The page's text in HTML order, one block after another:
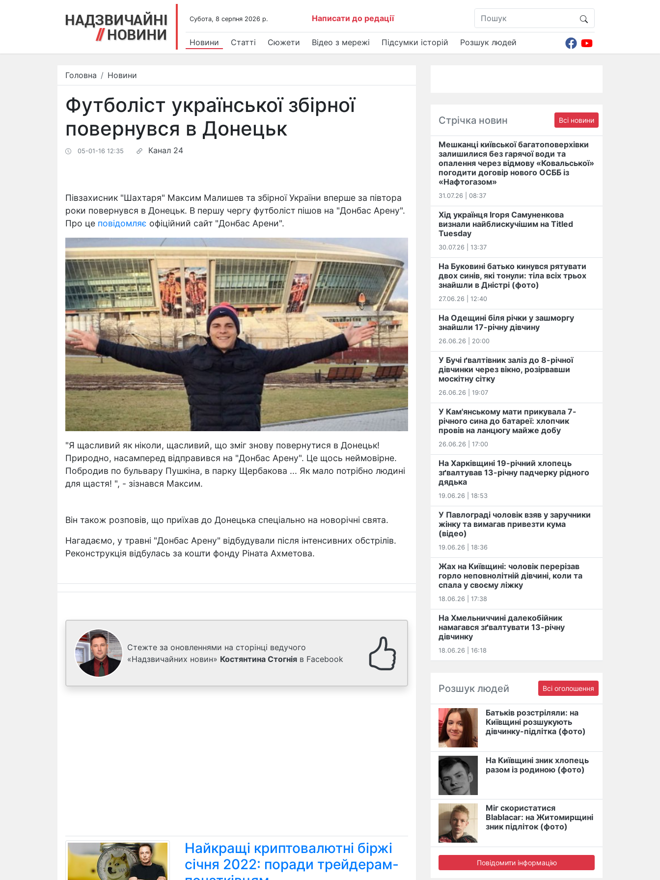
Субота, 8 серпня 2026 р. Написати до редації
Новини Статті Сюжети Відео з мережі Підсумки історій Розшук людей
Головна Новини
Футболіст української збірної
повернувся в Донецьк
05-01-16 12:35 Канал 24
Півзахисник "Шахтаря" Максим Малишев та збірної України вперше за півтора
роки повернувся в Донецьк. В першу чергу футболіст пішов на "Донбас Арену".
Про це повідомляє офіційний сайт "Донбас Арени".
"Я щасливий як ніколи, щасливий, що зміг знову повернутися в Донецьк!
Природно, насамперед відправився на "Донбас Арену". Це щось неймовірне.
Побродив по бульвару Пушкіна, в парку Щербакова ... Як мало потрібно людині
для щастя! ", - зізнався Максим.
Він також розповів, що приїхав до Донецька спеціально на новорічні свята.
Нагадаємо, у травні "Донбас Арену" відбудували після інтенсивних обстрілів.
Реконструкція відбулась за кошти фонду Ріната Ахметова.
Стежте за оновленнями на сторінці ведучого
«Надзвичайних новин» Костянтина Стогнія в Facebook
Найкращі криптовалютні біржі
січня 2022: поради трейдерам-
Стрічка новин Всі новини
Мешканці київської багатоповерхівки
залишилися без гарячої води та
опалення через відмову «Ковальської»
погодити договір нового ОСББ із
«Нафтогазом»
31.07.26 | 08:37
Хід українця Ігоря Самуненкова
визнали найблискучішим на Titled
Tuesday
30.07.26 | 13:37
На Буковині батько кинувся рятувати
двох синів, які тонули: тіла всіх трьох
знайшли в Дністрі (фото)
27.06.26 | 12:40
На Одещині біля річки у зашморгу
знайшли 17-річну дівчину
26.06.26 | 20:00
У Бучі ґвалтівник заліз до 8-річної
дівчинки через вікно, розірвавши
москітну сітку
26.06.26 | 19:07
У Кам'янському мати прикувала 7-
річного сина до батареї: хлопчик
провів на ланцюгу майже добу
26.06.26 | 17:00
На Харківщині 19-річний хлопець​
️зґвалтував 13-річну падчерку рідного
дядька
19.06.26 | 18:53
У Павлограді чоловік взяв у заручники
жінку та вимагав привезти кума
(відео)
19.06.26 | 18:36
Жах на Київщині: чоловік перерізав
горло неповнолітній дівчині, коли та
спала у своєму ліжку
18.06.26 | 17:38
На Хмельниччині далекобійник
намагався зґвалтувати 13-річну
дівчинку
18.06.26 | 16:18
Розшук людей Всі оголошення
Батьків розстріляли: на
Київщині розшукують
дівчинку-підлітка (фото)
На Київщині зник хлопець
разом із родиною (фото)
Міг скористатися
Blablacar: на Житомирщині
зник підліток (фото)
Повідомити інформацію